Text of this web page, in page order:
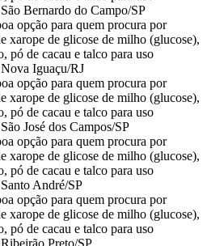
Bernardo do Campo/SP
opção para quem procura por
xarope de glicose de milho (glucose),
pó de cacau e talco para uso
Iguaçu/RJ
opção para quem procura por
xarope de glicose de milho (glucose),
pó de cacau e talco para uso
José dos Campos/SP
opção para quem procura por
xarope de glicose de milho (glucose),
pó de cacau e talco para uso
André/SP
opção para quem procura por
xarope de glicose de milho (glucose),
pó de cacau e talco para uso
Preto/SP